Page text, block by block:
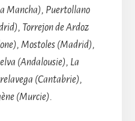
Mancha), Puertollano
Torrejon de Ardoz
Mostoles (Madrid),
(Andalousie), La
(Cantabrie),
(Murcie).